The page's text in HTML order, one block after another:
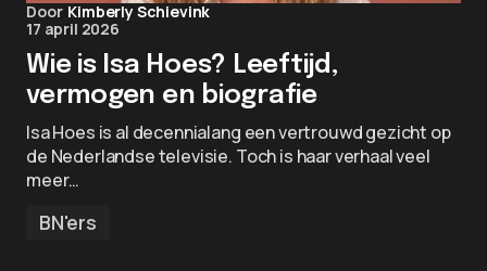
Door Kimberly Schievink
17 april 2026
Wie is Isa Hoes? Leeftijd,
vermogen en biografie
Isa Hoes is al decennialang een vertrouwd gezicht op
de Nederlandse televisie. Toch is haar verhaal veel
meer…
BN'ers